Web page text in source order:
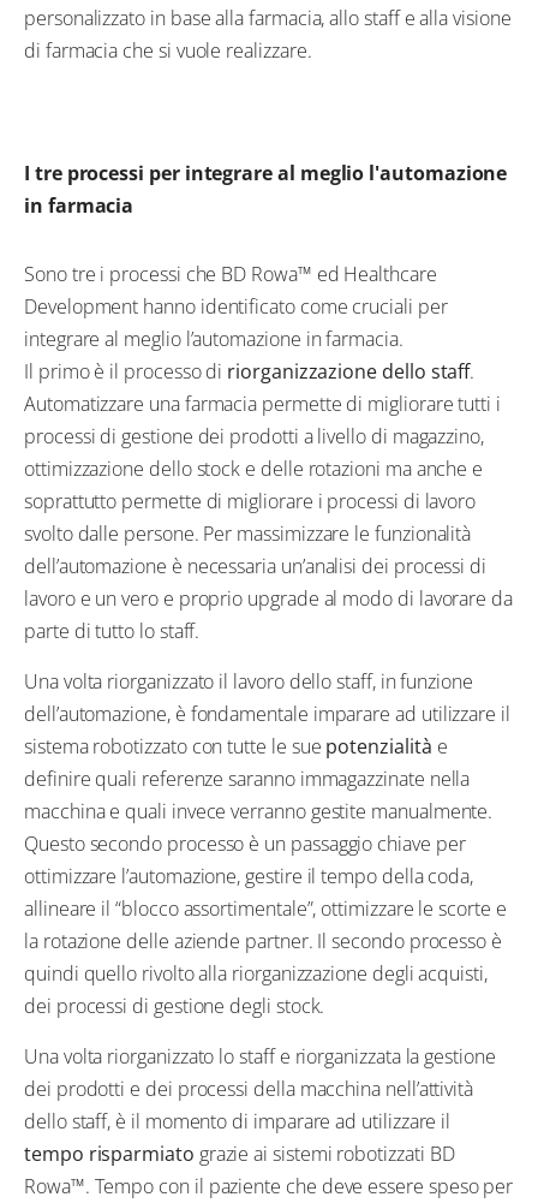
personalizzato in base alla farmacia, allo staff e alla visione
di farmacia che si vuole realizzare.
I tre processi per integrare al meglio l'automazione
in farmacia
Sono tre i processi che BD Rowa™ ed Healthcare
Development hanno identificato come cruciali per
integrare al meglio l’automazione in farmacia.
Il primo è il processo di riorganizzazione dello staff.
Automatizzare una farmacia permette di migliorare tutti i
processi di gestione dei prodotti a livello di magazzino,
ottimizzazione dello stock e delle rotazioni ma anche e
soprattutto permette di migliorare i processi di lavoro
svolto dalle persone. Per massimizzare le funzionalità
dell’automazione è necessaria un’analisi dei processi di
lavoro e un vero e proprio upgrade al modo di lavorare da
parte di tutto lo staff.
Una volta riorganizzato il lavoro dello staff, in funzione
dell’automazione, è fondamentale imparare ad utilizzare il
sistema robotizzato con tutte le sue potenzialità e
definire quali referenze saranno immagazzinate nella
macchina e quali invece verranno gestite manualmente.
Questo secondo processo è un passaggio chiave per
ottimizzare l’automazione, gestire il tempo della coda,
allineare il “blocco assortimentale”, ottimizzare le scorte e
la rotazione delle aziende partner. Il secondo processo è
quindi quello rivolto alla riorganizzazione degli acquisti,
dei processi di gestione degli stock.
Una volta riorganizzato lo staff e riorganizzata la gestione
dei prodotti e dei processi della macchina nell’attività
dello staff, è il momento di imparare ad utilizzare il
tempo risparmiato grazie ai sistemi robotizzati BD
Rowa™. Tempo con il paziente che deve essere speso per